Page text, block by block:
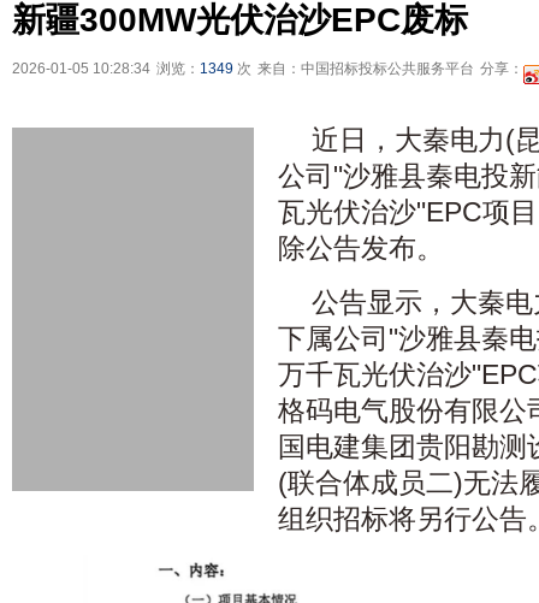
新疆300MW光伏治沙EPC废标
2026-01-05 10:28:34 浏览： 1349 次 来自：中国招标投标公共服务平台 分享：
近日，大秦电力(
公司"沙雅县秦电投
瓦光伏治沙"EPC项
除公告发布。
公告显示，大秦
下属公司"沙雅县秦
万千瓦光伏治沙
格码电气股份有限公
国电建集团贵阳勘
(联合体成员二)无法
组织招标将另行公告